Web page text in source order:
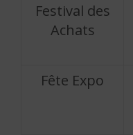
Festival des
Achats
Fête Expo